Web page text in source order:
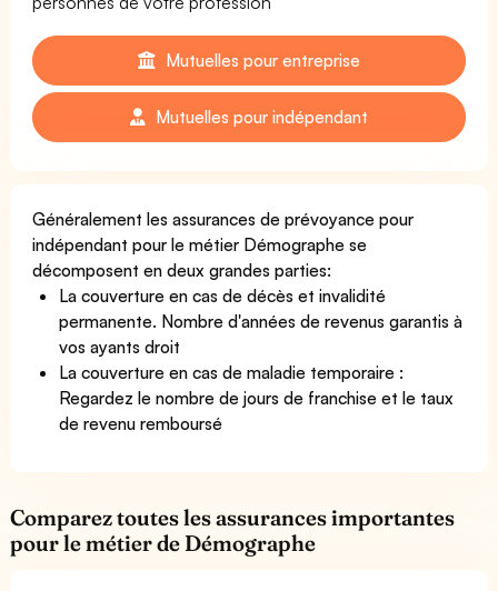
Mutuelles pour entreprise
Mutuelles pour indépendant
Généralement les assurances de prévoyance pour
indépendant pour le métier Démographe se
décomposent en deux grandes parties:
La couverture en cas de décès et invalidité
permanente. Nombre d'années de revenus garantis à
vos ayants droit
La couverture en cas de maladie temporaire :
Regardez le nombre de jours de franchise et le taux
de revenu remboursé
Comparez toutes les assurances importantes
pour le métier de Démographe